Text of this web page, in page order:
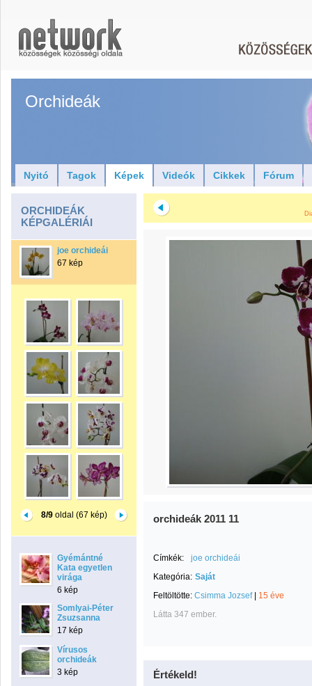
Orchideák
Nyitó Tagok Képek Videók Cikkek Fórum
ORCHIDEÁK
KÉPGALÉRIÁI
joe orchideái
67 kép
8/9oldal (67 kép)
Gyémántné
Kata egyetlen
virága
6 kép
Somlyai-Péter
Zsuzsanna
17 kép
Vírusos
orchideák
3 kép
orchideák 2011 11
Címkék:
joe orchideái
Kategória: Saját
Feltöltötte: Csimma Jozsef| 15 éve
Látta 347 ember.
Értékeld!